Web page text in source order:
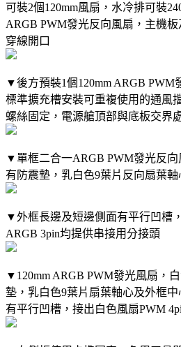
可裝2個120mm風扇，水冷排可裝
ARGB PWM發光反向風扇，主機
穿線開口
▼後方預裝1個120mm ARGB PWM
標準擴充槽安裝可重複使用的通風
螺絲固定，電源艙頂部與底板交界
▼單框二合一ARGB PWM發光反
有防震墊，乳白色9葉片反向扇葉
▼外框長邊及短邊側面有平行凹槽
ARGB 3pin均提供串接用分接頭
▼120mm ARGB PWM發光風扇，
墊，乳白色9葉片扇葉軸心及外框
有平行凹槽，接出白色風扇PWM